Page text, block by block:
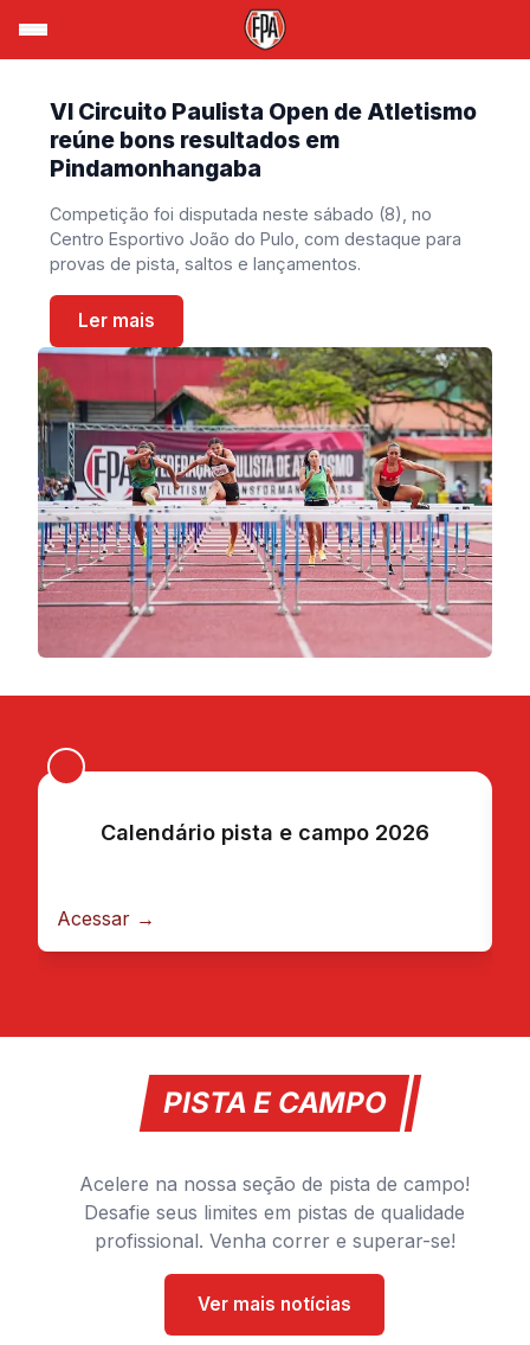
VI Circuito Paulista Open de Atletismo
reúne bons resultados em
Pindamonhangaba
Competição foi disputada neste sábado (8), no
Centro Esportivo João do Pulo, com destaque para
provas de pista, saltos e lançamentos.
Ler mais
Calendário pista e campo 2026
Acessar →
PISTA E CAMPO
Acelere na nossa seção de pista de campo!
Desafie seus limites em pistas de qualidade
profissional. Venha correr e superar-se!
Ver mais notícias